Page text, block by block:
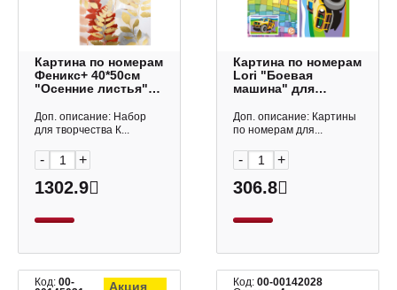
Картина по номерам
Феникс+ 40*50см
"Осенние листья" с
Доп. описание: Набор
для творчества К...
- +
1302.9
Картина по номерам
Lori "Боевая
машина" для
Доп. описание: Картины
по номерам для...
- +
306.8
Код: 00-
Акция
Код:00-00142028